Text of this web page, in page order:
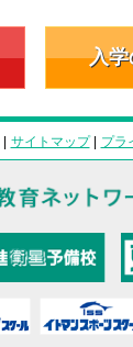
入学
| サイトマップ| プラ